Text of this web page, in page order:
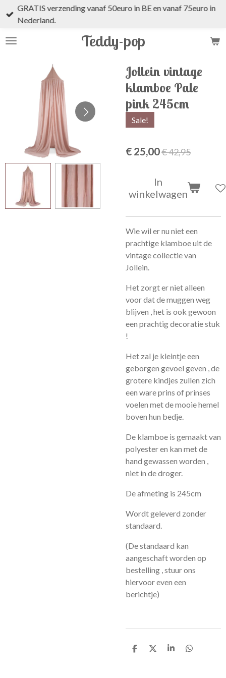
Ga
direct
de
Teddy-pop
GRATIS verzending vanaf 50euro in BE en vanaf 75euro in
Nederland.
Jollein vintage
klamboe Pale
pink 245cm
Sale!
€ 25,00€ 42,95
In
winkelwagen
Wie wil er nu niet een
prachtige klamboe uit de
vintage collectie van
Jollein.
Het zorgt er niet alleen
voor dat de muggen weg
blijven , het is ook gewoon
een prachtig decoratie stuk
!
Het zal je kleintje een
geborgen gevoel geven , de
grotere kindjes zullen zich
een ware prins of prinses
voelen met de mooie hemel
boven hun bedje.
De klamboe is gemaakt van
polyester en kan met de
hand gewassen worden ,
niet in de droger.
De afmeting is 245cm
Wordt geleverd zonder
standaard.
(De standaard kan
aangeschaft worden op
bestelling , stuur ons
hiervoor even een
berichtje)
D
D
S
D